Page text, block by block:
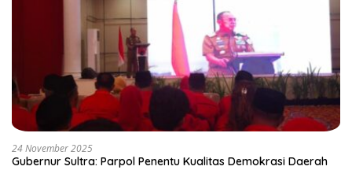
24 November 2025
Gubernur Sultra: Parpol Penentu Kualitas Demokrasi Daerah